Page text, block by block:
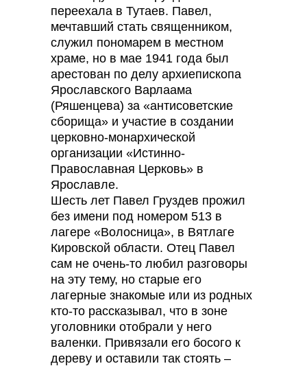
переехала в Тутаев. Павел,
мечтавший стать священником,
служил пономарем в местном
храме, но в мае 1941 года был
арестован по делу архиепископа
Ярославского Варлаама
(Ряшенцева) за «антисоветские
сборища» и участие в создании
церковно-монархической
организации «Истинно-
Православная Церковь» в
Ярославле.
Шесть лет Павел Груздев прожил
без имени под номером 513 в
лагере «Волосница», в Вятлаге
Кировской области. Отец Павел
сам не очень-то любил разговоры
на эту тему, но старые его
лагерные знакомые или из родных
кто-то рассказывал, что в зоне
уголовники отобрали у него
валенки. Привязали его босого к
дереву и оставили так стоять –